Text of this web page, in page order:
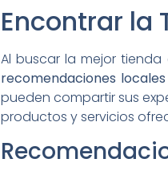
Encontrar la
Al buscar la mejor
recomendaciones locales
pueden compartir sus
productos y servicios